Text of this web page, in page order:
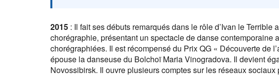
2015 : Il fait ses débuts remarqués dans le rôle d’Ivan le
chorégraphie, présentant un spectacle de danse contemporaine
chorégraphiées. Il est récompensé du Prix QG « Découverte de
épouse la danseuse du Bolchoï Maria Vinogradova. Il devient
Novossibirsk. Il ouvre plusieurs comptes sur les réseaux